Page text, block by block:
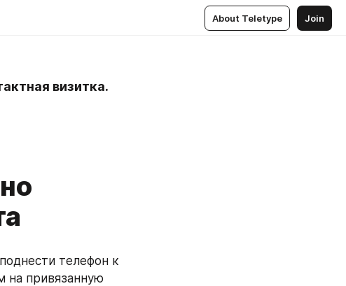
About Teletype Join
визитка.
телефон к
на привязанную